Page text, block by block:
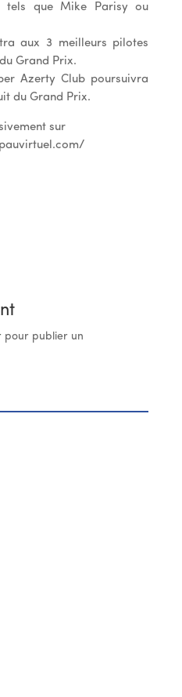
tels que Mike Parisy ou
aux 3 meilleurs pilotes
Grand Prix.
Azerty Club poursuivra
du Grand Prix.
sur
pour publier un